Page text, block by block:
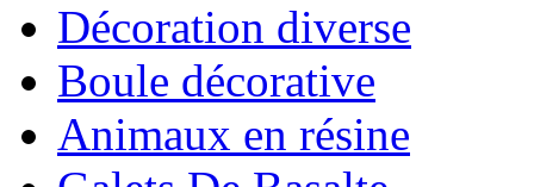
Décoration diverse
Boule décorative
Animaux en résine